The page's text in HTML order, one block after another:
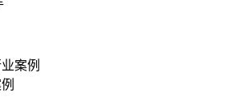
案例